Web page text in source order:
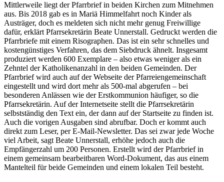
Mittlerweile liegt der Pfarrbrief in beiden Kirchen zum Mitnehmen
aus. Bis 2018 gab es in Mariä Himmelfahrt noch Kinder als
Austräger, doch es meldeten sich nicht mehr genug Freiwillige
dafür, erklärt Pfarrsekretärin Beate Unnerstall. Gedruckt werden die
Pfarrbriefe mit einem Risographen. Das ist ein sehr schnelles und
kostengünstiges Verfahren, das dem Siebdruck ähnelt. Insgesamt
produziert werden 600 Exemplare – also etwas weniger als ein
Zehntel der Katholikenanzahl in den beiden Gemeinden. Der
Pfarrbrief wird auch auf der Webseite der Pfarreiengemeinschaft
eingestellt und wird dort mehr als 500-mal abgerufen – bei
besonderen Anlässen wie der Erstkommunion häufiger, so die
Pfarrsekretärin. Auf der Internetseite stellt die Pfarrsekretärin
selbstständig den Text ein, der dann auf der Startseite zu finden ist.
Auch die vorigen Ausgaben sind abrufbar. Doch er kommt auch
direkt zum Leser, per E-Mail-Newsletter. Das sei zwar jede Woche
viel Arbeit, sagt Beate Unnerstall, erhöhe jedoch auch die
Empfängerzahl um 200 Personen. Erstellt wird der Pfarrbrief in
einem gemeinsam bearbeitbaren Word-Dokument, das aus einem
Mantelteil für beide Gemeinden und einem lokalen Teil besteht.